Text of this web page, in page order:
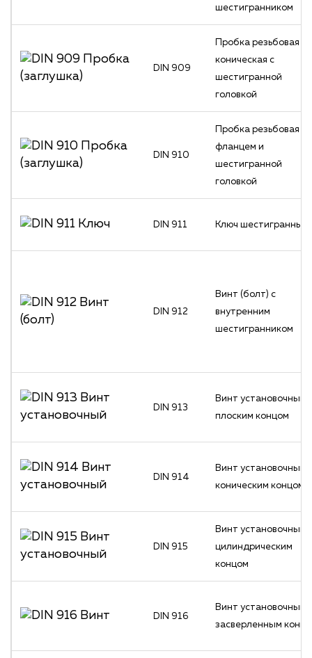
шестигранником
DIN 909
Пробка резьбовая
коническая с
шестигранной
головкой
DIN 910
Пробка резьбовая с
фланцем и
шестигранной
головкой
DIN 911 Ключ шестигранный
DIN 912
Винт (болт) с
внутренним
шестигранником
DIN 913
Винт установочный с
плоским концом
DIN 914
Винт установочный с
коническим концом
DIN 915
Винт установочный с
цилиндрическим
концом
DIN 916
Винт установочный с
засверленным